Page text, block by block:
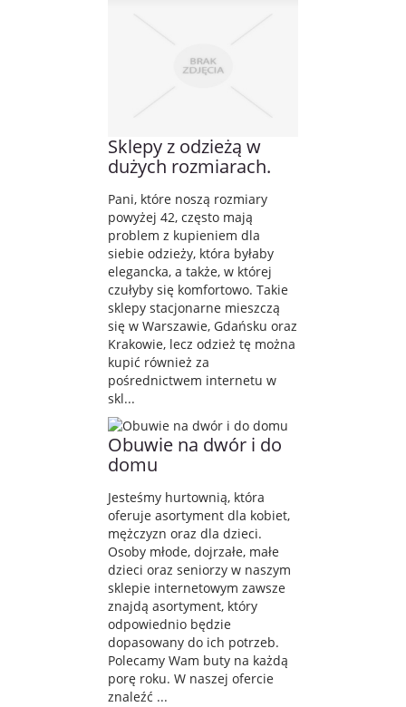
Sklepy z odzieżą w
dużych rozmiarach.
Pani, które noszą rozmiary
powyżej 42, często mają
problem z kupieniem dla
siebie odzieży, która byłaby
elegancka, a także, w której
czułyby się komfortowo. Takie
sklepy stacjonarne mieszczą
się w Warszawie, Gdańsku oraz
Krakowie, lecz odzież tę można
kupić również za
pośrednictwem internetu w
skl...
Obuwie na dwór i do
domu
Jesteśmy hurtownią, która
oferuje asortyment dla kobiet,
mężczyzn oraz dla dzieci.
Osoby młode, dojrzałe, małe
dzieci oraz seniorzy w naszym
sklepie internetowym zawsze
znajdą asortyment, który
odpowiednio będzie
dopasowany do ich potrzeb.
Polecamy Wam buty na każdą
porę roku. W naszej ofercie
znaleźć ...